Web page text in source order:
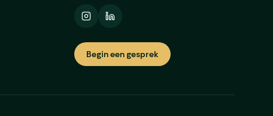
Begin een gesprek